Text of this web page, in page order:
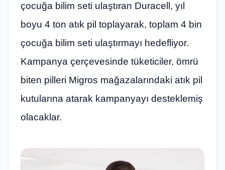
çocuğa bilim seti ulaştıran Duracell, yıl
boyu 4 ton atık pil toplayarak, toplam 4 bin
çocuğa bilim seti ulaştırmayı hedefliyor.
Kampanya çerçevesinde tüketiciler, ömrü
biten pilleri Migros mağazalarındaki atık pil
kutularına atarak kampanyayı desteklemiş
olacaklar.